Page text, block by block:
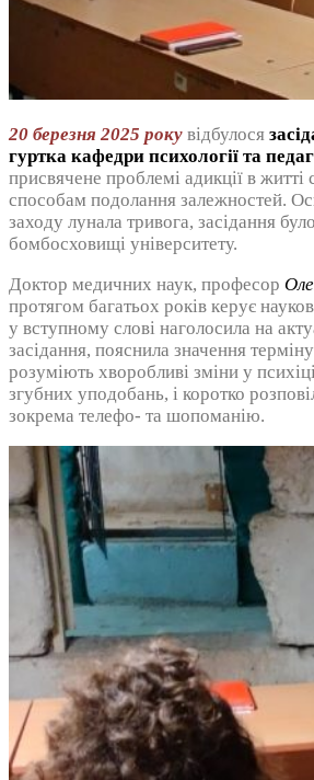
20 березня 2025 року відбулося
гуртка кафедри психології та
присвячене проблемі адикції в житті
способам подолання залежностей.
заходу лунала тривога, засідання
бомбосховищі університету.
Доктор медичних наук, професор
протягом багатьох років керує
у вступному слові наголосила на
засідання, пояснила значення
розуміють хворобливі зміни у
згубних уподобань, і коротко
зокрема телефо- та шопоманію.